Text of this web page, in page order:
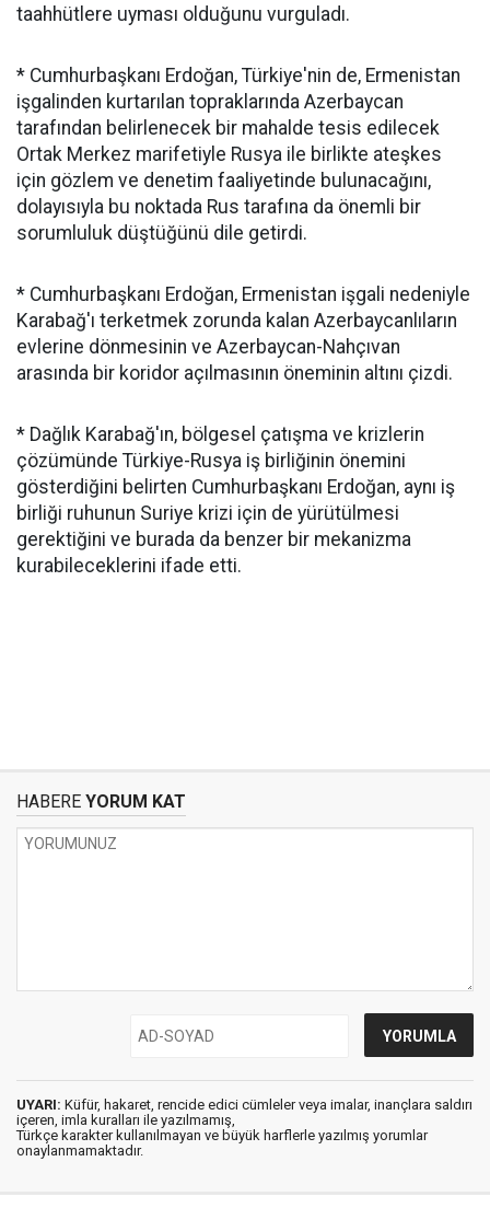
taahhütlere uyması olduğunu vurguladı.
* Cumhurbaşkanı Erdoğan, Türkiye'nin de, Ermenistan
işgalinden kurtarılan topraklarında Azerbaycan
tarafından belirlenecek bir mahalde tesis edilecek
Ortak Merkez marifetiyle Rusya ile birlikte ateşkes
için gözlem ve denetim faaliyetinde bulunacağını,
dolayısıyla bu noktada Rus tarafına da önemli bir
sorumluluk düştüğünü dile getirdi.
* Cumhurbaşkanı Erdoğan, Ermenistan işgali nedeniyle
Karabağ'ı terketmek zorunda kalan Azerbaycanlıların
evlerine dönmesinin ve Azerbaycan-Nahçıvan
arasında bir koridor açılmasının öneminin altını çizdi.
* Dağlık Karabağ'ın, bölgesel çatışma ve krizlerin
çözümünde Türkiye-Rusya iş birliğinin önemini
gösterdiğini belirten Cumhurbaşkanı Erdoğan, aynı iş
birliği ruhunun Suriye krizi için de yürütülmesi
gerektiğini ve burada da benzer bir mekanizma
kurabileceklerini ifade etti.
HABERE YORUM KAT
UYARI: Küfür, hakaret, rencide edici cümleler veya imalar, inançlara saldırı
içeren, imla kuralları ile yazılmamış,
Türkçe karakter kullanılmayan ve büyük harflerle yazılmış yorumlar
onaylanmamaktadır.